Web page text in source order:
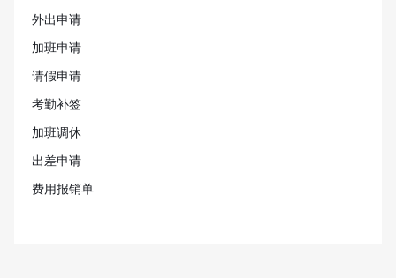
外出申请
加班申请
请假申请
考勤补签
加班调休
出差申请
费用报销单